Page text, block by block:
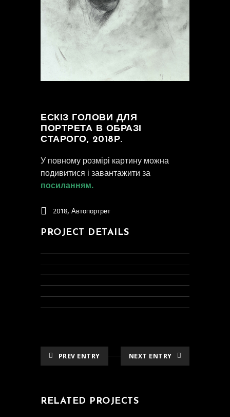
ЕСКІЗ ГОЛОВИ ДЛЯ
ПОРТРЕТА В ОБРАЗІ
СТАРОГО, 2018Р.
У повному розмірі картину можна
подивитися і завантажити за
посиланням.
2018, Автопортрет
PROJECT DETAILS
PREV ENTRY NEXT ENTRY
RELATED PROJECTS